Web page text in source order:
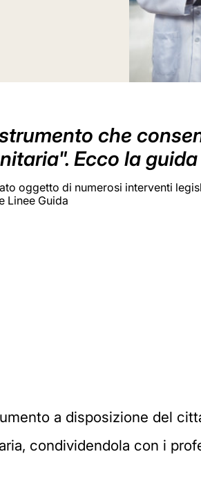
che
Ecco la
oggetto di numerosi interventi
Linee Guida
a disposizione del
condividendola con i